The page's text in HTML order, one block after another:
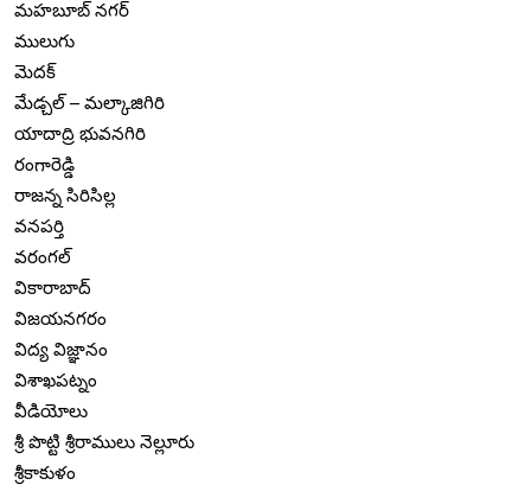
మహబూబ్ నగర్
ములుగు
మెదక్
మేడ్చల్ – మల్కాజిగిరి
యాదాద్రి భువనగిరి
రంగారెడ్డి
రాజన్న సిరిసిల్ల
వనపర్తి
వరంగల్
వికారాబాద్
విజయనగరం
విద్య విజ్ఞానం
విశాఖపట్నం
వీడియోలు
శ్రీ పొట్టి శ్రీరాములు నెల్లూరు
శ్రీకాకుళం